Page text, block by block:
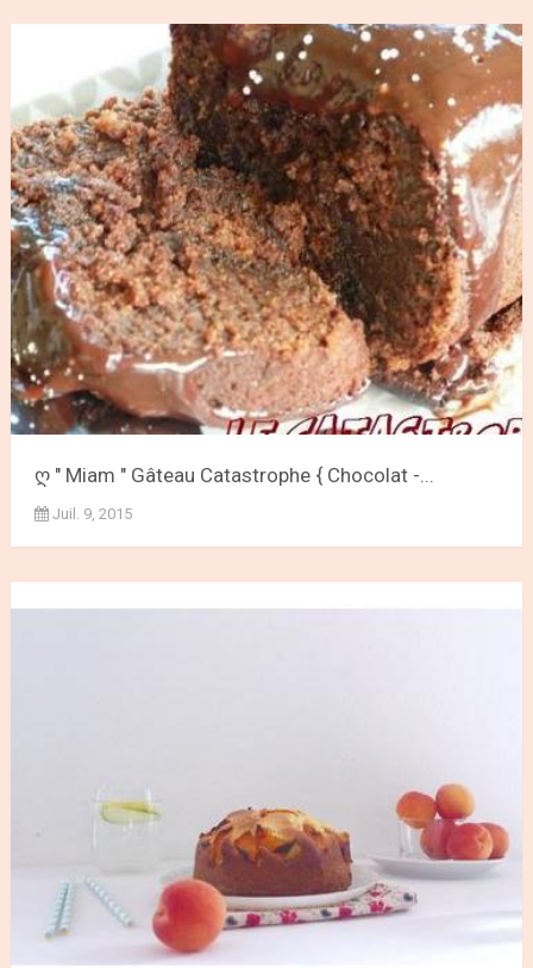
ღ " Miam " Gâteau Catastrophe { Chocolat -...
Juil. 9, 2015